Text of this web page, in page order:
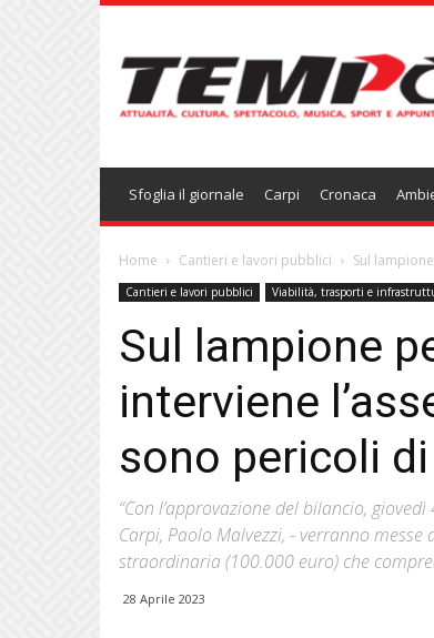
Sfoglia il giornale Carpi Cronaca
Home Cantieri e lavori pubblici Sul
Cantieri e lavori pubblici Viabilità, trasporti e
Sul lampione
interviene
sono pericoli
“Con l’approvazione del bilancio,
Carpi, Paolo Malvezzi, - verranno
straordinaria (100.000 euro) che
28 Aprile 2023